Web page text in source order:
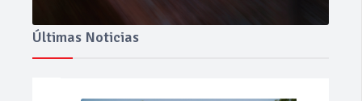
Últimas Noticias